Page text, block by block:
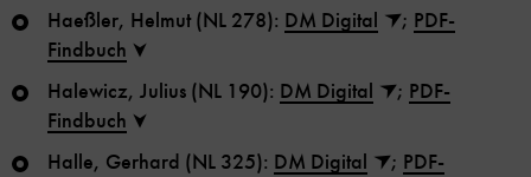
Haeßler, Helmut (NL 278): DM Digital ; PDF-
Findbuch
Halewicz, Julius (NL 190): DM Digital ; PDF-
Findbuch
Halle, Gerhard (NL 325): DM Digital ; PDF-